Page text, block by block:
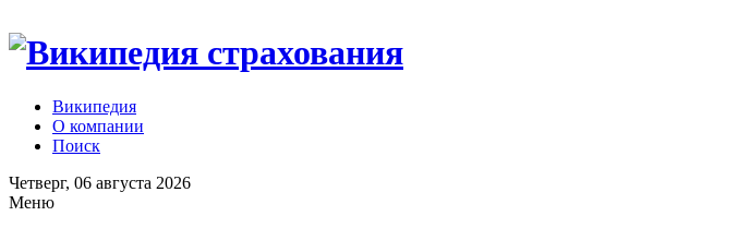
Википедия
О компании
Поиск
Четверг, 06 августа 2026
Меню